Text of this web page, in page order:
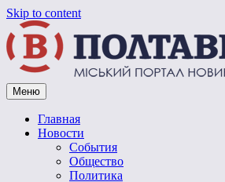
Skip to content
Vpoltave.info
Полтавский портал новостей
Меню
Главная
Новости
События
Общество
Политика